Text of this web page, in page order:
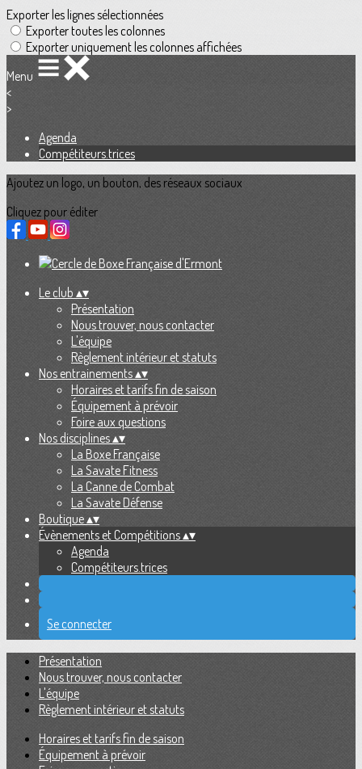
Exporter les lignes sélectionnées
Exporter toutes les colonnes
Exporter uniquement les colonnes affichées
Menu
<
>
Agenda
Compétiteurs.trices
Ajoutez un logo, un bouton, des réseaux sociaux
Cliquez pour éditer
Le club ▴▾
Présentation
Nous trouver, nous contacter
L'équipe
Règlement intérieur et statuts
Nos entrainements▴▾
Horaires et tarifs fin de saison
Équipement à prévoir
Foire aux questions
Nos disciplines▴▾
La Boxe Française
La Savate Fitness
La Canne de Combat
La Savate Défense
Boutique▴▾
Évènements et Compétitions▴▾
Agenda
Compétiteurs.trices
Se connecter
Présentation
Nous trouver, nous contacter
L'équipe
Règlement intérieur et statuts
Horaires et tarifs fin de saison
Équipement à prévoir